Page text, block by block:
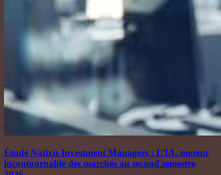
Étude Natixis Investment Managers : L’IA, moteur
incontournable des marchés au second semestre